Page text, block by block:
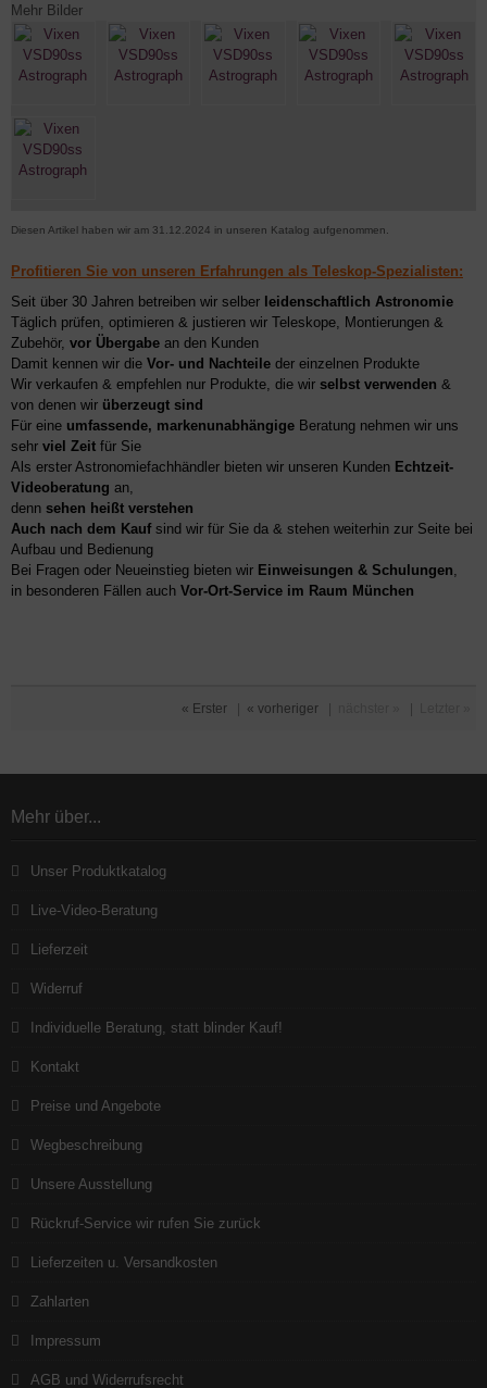
Mehr Bilder
Diesen Artikel haben wir am 31.12.2024 in unseren Katalog aufgenommen.
Profitieren Sie von unseren Erfahrungen als Teleskop-Spezialisten:
Seit über 30 Jahren betreiben wir selber leidenschaftlich Astronomie
Täglich prüfen, optimieren & justieren wir Teleskope, Montierungen &
Zubehör, vor Übergabe an den Kunden
Damit kennen wir die Vor- und Nachteile der einzelnen Produkte
Wir verkaufen & empfehlen nur Produkte, die wir selbst verwenden &
von denen wir überzeugt sind
Für eine umfassende, markenunabhängige Beratung nehmen wir uns
sehr viel Zeit für Sie
Als erster Astronomiefachhändler bieten wir unseren Kunden Echtzeit-
Videoberatung an,
denn sehen heißt verstehen
Auch nach dem Kaufsind wir für Sie da & stehen weiterhin zur Seite bei
Aufbau und Bedienung
Bei Fragen oder Neueinstieg bieten wir Einweisungen & Schulungen,
in besonderen Fällen auch Vor-Ort-Service im Raum München
« Erster « vorheriger
Mehr über...
Unser Produktkatalog
Live-Video-Beratung
Lieferzeit
Widerruf
Individuelle Beratung, statt blinder Kauf!
Kontakt
Preise und Angebote
Wegbeschreibung
Unsere Ausstellung
Rückruf-Service wir rufen Sie zurück
Lieferzeiten u. Versandkosten
Zahlarten
Impressum
AGB und Widerrufsrecht